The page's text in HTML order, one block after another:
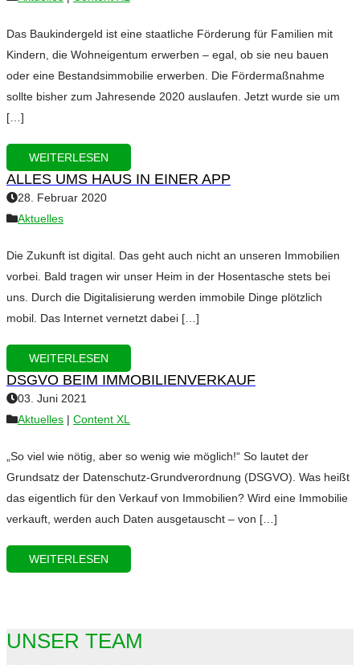
Das Baukindergeld ist eine staatliche Förderung für Familien mit
Kindern, die Wohneigentum erwerben – egal, ob sie neu bauen
oder eine Bestandsimmobilie erwerben. Die Fördermaßnahme
sollte bisher zum Jahresende 2020 auslaufen. Jetzt wurde sie um
[…]
WEITERLESEN
ALLES UMS HAUS IN EINER APP
28. Februar 2020
Aktuelles
Die Zukunft ist digital. Das geht auch nicht an unseren Immobilien
vorbei. Bald tragen wir unser Heim in der Hosentasche stets bei
uns. Durch die Digitalisierung werden immobile Dinge plötzlich
mobil. Das Internet vernetzt dabei […]
WEITERLESEN
DSGVO BEIM IMMOBILIENVERKAUF
03. Juni 2021
Aktuelles | Content XL
„So viel wie nötig, aber so wenig wie möglich!“ So lautet der
Grundsatz der Datenschutz-Grundverordnung (DSGVO). Was heißt
das eigentlich für den Verkauf von Immobilien? Wird eine Immobilie
verkauft, werden auch Daten ausgetauscht – von […]
WEITERLESEN
UNSER TEAM